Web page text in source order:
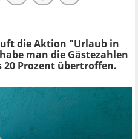
die Aktion "Urlaub in
man die Gästezahlen
20 Prozent übertroffen.